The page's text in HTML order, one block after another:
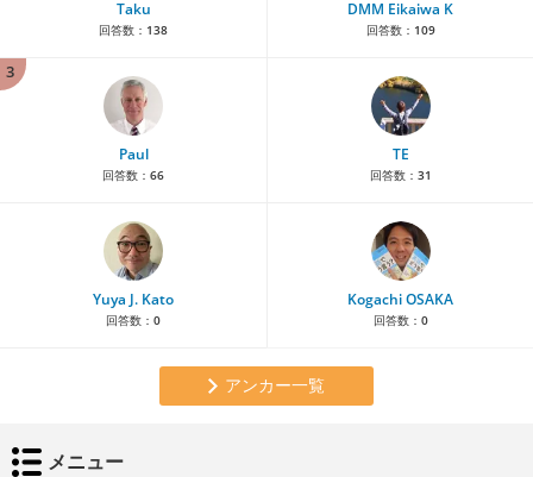
Taku
回答数： 138
DMM Eikaiwa K
回答数： 109
3
Paul
回答数： 66
TE
回答数： 31
Yuya J. Kato
回答数： 0
Kogachi OSAKA
回答数： 0
アンカー一覧
メニュー